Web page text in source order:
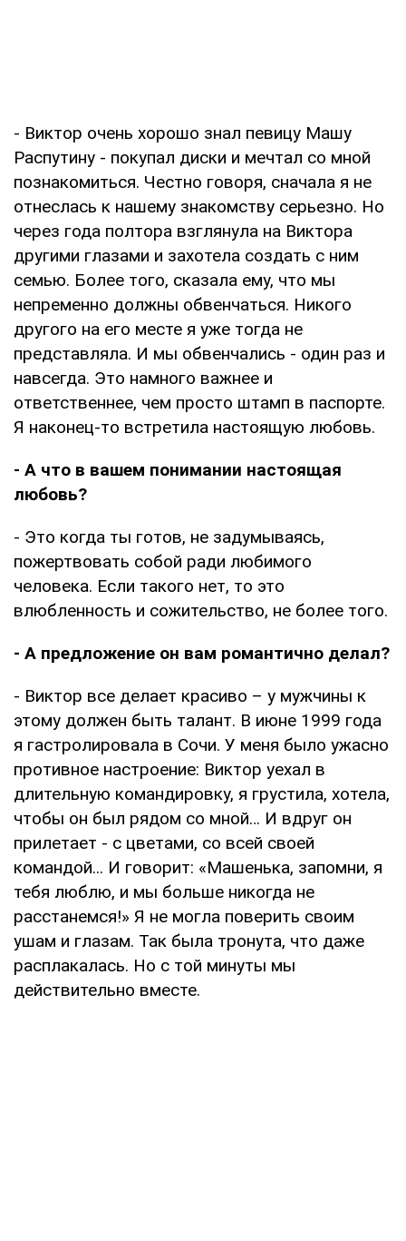
- Виктор очень хорошо знал певицу Машу
Распутину - покупал диски и мечтал со мной
познакомиться. Честно говоря, сначала я не
отнеслась к нашему знакомству серьезно. Но
через года полтора взглянула на Виктора
другими глазами и захотела создать с ним
семью. Более того, сказала ему, что мы
непременно должны обвенчаться. Никого
другого на его месте я уже тогда не
представляла. И мы обвенчались - один раз и
навсегда. Это намного важнее и
ответственнее, чем просто штамп в паспорте.
Я наконец-то встретила настоящую любовь.
- А что в вашем понимании настоящая
любовь?
- Это когда ты готов, не задумываясь,
пожертвовать собой ради любимого
человека. Если такого нет, то это
влюбленность и сожительство, не более того.
- А предложение он вам романтично делал?
- Виктор все делает красиво – у мужчины к
этому должен быть талант. В июне 1999 года
я гастролировала в Сочи. У меня было ужасно
противное настроение: Виктор уехал в
длительную командировку, я грустила, хотела,
чтобы он был рядом со мной… И вдруг он
прилетает - с цветами, со всей своей
командой... И говорит: «Машенька, запомни, я
тебя люблю, и мы больше никогда не
расстанемся!» Я не могла поверить своим
ушам и глазам. Так была тронута, что даже
расплакалась. Но с той минуты мы
действительно вместе.